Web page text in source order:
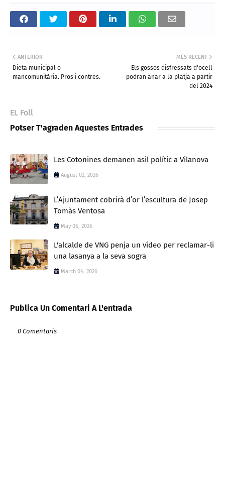
MÉS RECENT
Els gossos disfressats d'ocell
podran anar a la platja a partir
del 2024
ANTERIOR
Dieta municipal o
mancomunitària. Pros i contres.
EL Foll
Potser T'agraden Aquestes Entrades
Les Cotonines demanen asil polític a Vilanova
August 02, 2026
L’Ajuntament cobrirà d’or l’escultura de Josep
Tomàs Ventosa
May 06, 2026
L'alcalde de VNG penja un vídeo per reclamar-li
una lasanya a la seva sogra
March 04, 2026
Publica Un Comentari A L'entrada
0 Comentaris